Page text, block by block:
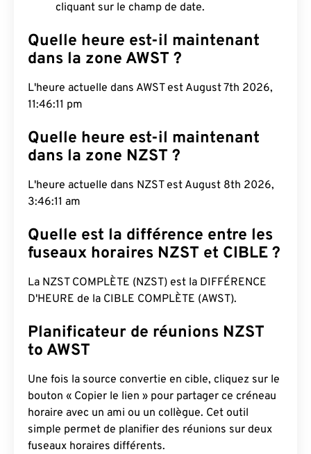
cliquant sur le champ de date.
Quelle heure est-il maintenant
dans la zone AWST ?
L'heure actuelle dans AWST est August 7th 2026,
11:46:12 pm
Quelle heure est-il maintenant
dans la zone NZST ?
L'heure actuelle dans NZST est August 8th 2026,
3:46:12 am
Quelle est la différence entre les
fuseaux horaires NZST et CIBLE ?
La NZST COMPLÈTE (NZST) est la DIFFÉRENCE
D'HEURE de la CIBLE COMPLÈTE (AWST).
Planificateur de réunions NZST
to AWST
Une fois la source convertie en cible, cliquez sur le
bouton « Copier le lien » pour partager ce créneau
horaire avec un ami ou un collègue. Cet outil
simple permet de planifier des réunions sur deux
fuseaux horaires différents.